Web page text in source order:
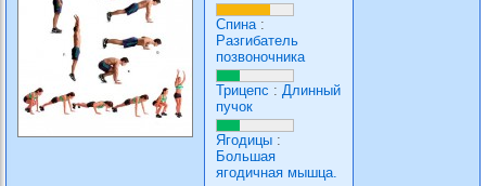
Спина:
Разгибатель
позвоночника
Трицепс : Длинный
пучок
Ягодицы :
Большая
ягодичная мышца.